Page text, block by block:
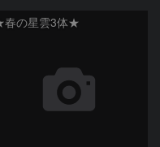
の星雲3体★